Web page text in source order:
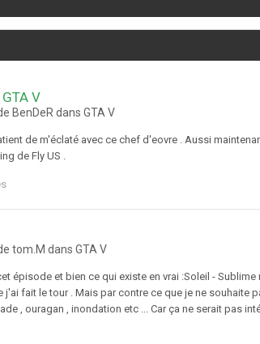
V
BenDeR dans GTA V
de m'éclaté avec ce chef d'eovre . Aussi
de Fly US .
tom.M dans GTA V
épisode et bien ce qui existe en vrai :Soleil -
j'ai fait le tour . Mais par contre ce que je ne souhaite
, ouragan , inondation etc ... Car ça ne serait pas